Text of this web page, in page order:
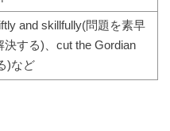
and skillfully(問題を素早
決する)、cut the Gordian
)など